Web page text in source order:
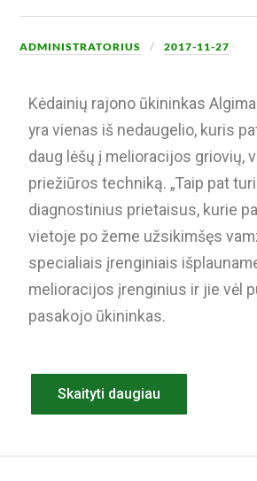
ADMINISTRATORIUS 2017-11-27
Kėdainių rajono ūkininkas
yra vienas iš nedaugelio, kuris
daug lėšų į melioracijos griovių,
priežiūros techniką. „Taip pat
diagnostinius prietaisus, kurie
vietoje po žeme užsikimšęs
specialiais įrenginiais
melioracijos įrenginius ir jie vėl
pasakojo ūkininkas.
Skaityti daugiau